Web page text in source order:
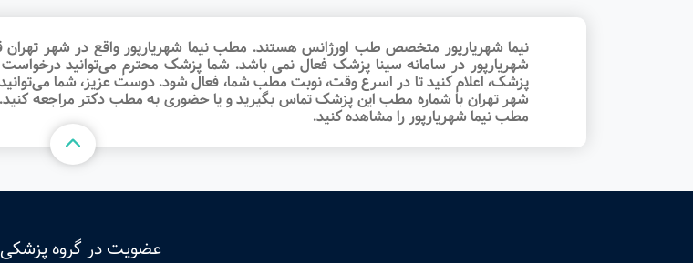
نیما شهریارپور متخصص طب اورژانس هستند. مطب نیما شهریارپور واقع در شهر تهران
شهریارپور در سامانه سینا پزشک فعال نمی باشد. شما پزشک محترم می‌توانید
پزشک، اعلام کنید تا در اسرع وقت‌، نوبت مطب شما، فعال شود. دوست عزیز، شما
شهر تهران با شماره مطب این پزشک تماس بگیرید و یا حضوری به مطب دکتر مراجعه
مطب نیما شهریارپور را مشاهده کنید.
عضویت در گروه پزشکی